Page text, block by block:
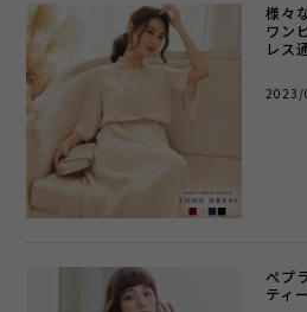
様々
ワン
レス
2023/
ぺプ
ティ